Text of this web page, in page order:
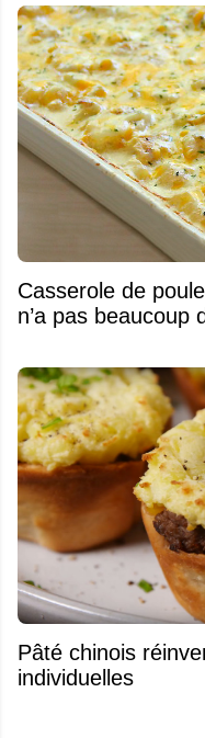
Casserole de
n’a pas beaucoup
Pâté chinois
individuelles